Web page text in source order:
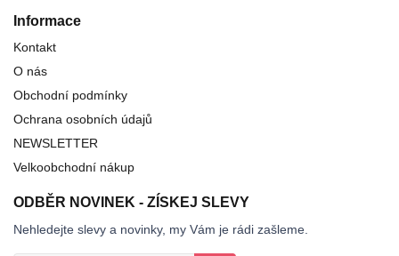
Informace
Kontakt
O nás
Obchodní podmínky
Ochrana osobních údajů
NEWSLETTER
Velkoobchodní nákup
ODBĚR NOVINEK - ZÍSKEJ SLEVY
Nehledejte slevy a novinky, my Vám je rádi zašleme.